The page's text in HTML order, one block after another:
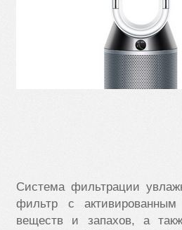
Система фильтрации
фильтр с
веществ и запахов, а